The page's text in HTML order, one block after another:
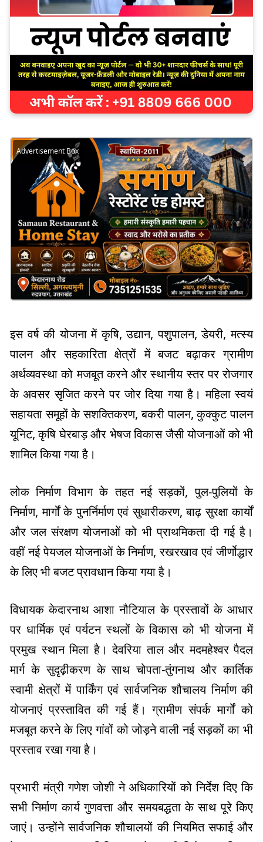
Advertisement Box
इस वर्ष की योजना में कृषि, उद्यान, पशुपालन, डेयरी, मत्स्य
पालन और सहकारिता क्षेत्रों में बजट बढ़ाकर ग्रामीण
अर्थव्यवस्था को मजबूत करने और स्थानीय स्तर पर रोजगार
के अवसर सृजित करने पर जोर दिया गया है। महिला स्वयं
सहायता समूहों के सशक्तिकरण, बकरी पालन, कुक्कुट पालन
यूनिट, कृषि घेरबाड़ और भेषज विकास जैसी योजनाओं को भी
शामिल किया गया है।
लोक निर्माण विभाग के तहत नई सड़कों, पुल-पुलियों के
निर्माण, मार्गों के पुनर्निर्माण एवं सुधारीकरण, बाढ़ सुरक्षा कार्यों
और जल संरक्षण योजनाओं को भी प्राथमिकता दी गई है।
वहीं नई पेयजल योजनाओं के निर्माण, रखरखाव एवं जीर्णोद्धार
के लिए भी बजट प्रावधान किया गया है।
विधायक केदारनाथ आशा नौटियाल के प्रस्तावों के आधार
पर धार्मिक एवं पर्यटन स्थलों के विकास को भी योजना में
प्रमुख स्थान मिला है। देवरिया ताल और मदमहेश्वर पैदल
मार्ग के सुदृढ़ीकरण के साथ चोपता-तुंगनाथ और कार्तिक
स्वामी क्षेत्रों में पार्किंग एवं सार्वजनिक शौचालय निर्माण की
योजनाएं प्रस्तावित की गई हैं। ग्रामीण संपर्क मार्गों को
मजबूत करने के लिए गांवों को जोड़ने वाली नई सड़कों का भी
प्रस्ताव रखा गया है।
प्रभारी मंत्री गणेश जोशी ने अधिकारियों को निर्देश दिए कि
सभी निर्माण कार्य गुणवत्ता और समयबद्धता के साथ पूरे किए
जाएं। उन्होंने सार्वजनिक शौचालयों की नियमित सफाई और